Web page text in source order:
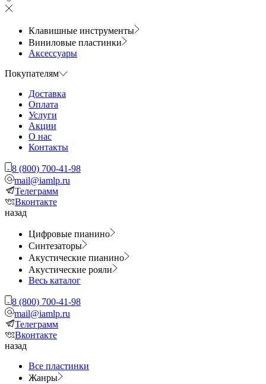
Клавишные инструменты
Виниловые пластинки
Аксессуары
Покупателям
Доставка
Оплата
Услуги
Акции
О нас
Контакты
8 (800) 700-41-98
mail@iamlp.ru
Телеграмм
Вконтакте
назад
Цифровые пианино
Синтезаторы
Акустические пианино
Акустические рояли
Весь каталог
8 (800) 700-41-98
mail@iamlp.ru
Телеграмм
Вконтакте
назад
Все пластинки
Жанры